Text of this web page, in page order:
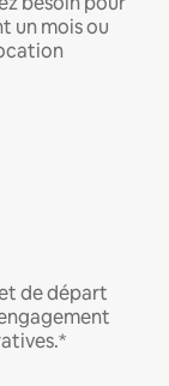
un mois ou
de départ